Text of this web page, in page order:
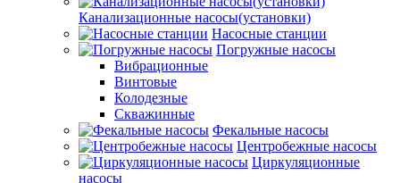
Канализационные насосы(установки)
Насосные станции
Погружные насосы
Вибрационные
Винтовые
Колодезные
Скважинные
Фекальные насосы
Центробежные насосы
Циркуляционные
насосы